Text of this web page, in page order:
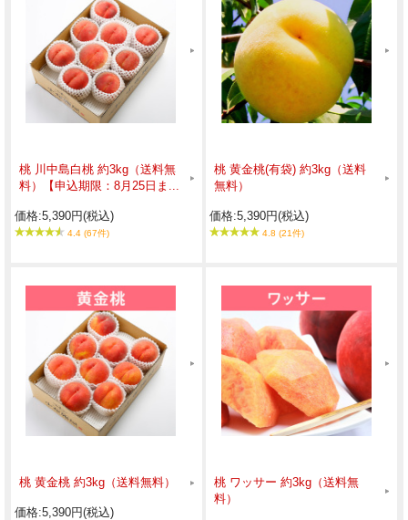
桃 川中島白桃 約3kg（送料無
料）【申込期限：8月25日ま...
価格:5,390円(税込)
4.4 (67件)
桃 黄金桃(有袋) 約3kg（送料
無料）
価格:5,390円(税込)
4.8 (21件)
桃 黄金桃 約3kg（送料無料）
価格:5,390円(税込)
桃 ワッサー 約3kg（送料無
料）